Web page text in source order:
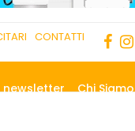
CONTATTI
Chi Siamo